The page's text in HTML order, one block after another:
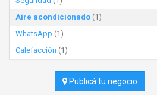
Aire acondicionado (1)
WhatsApp (1)
Calefacción (1)
Publicá tu negocio